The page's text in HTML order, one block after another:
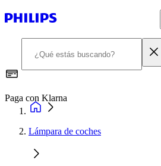
Paga con Klarna
Lámpara de coches